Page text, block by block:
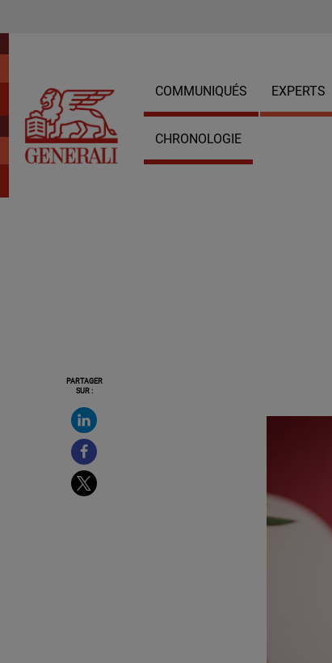
COMMUNIQUÉS EXPERTS
CHRONOLOGIE
PARTAGER
SUR :